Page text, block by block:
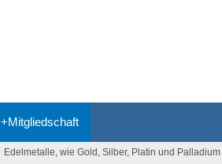
+Mitgliedschaft
Edelmetalle, wie Gold, Silber, Platin und Palladium